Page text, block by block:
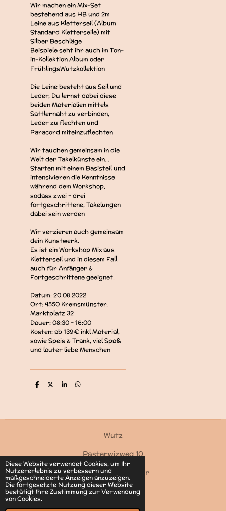
Diese Website verwendet Cookies, um Ihr
Nutzererlebnis zu verbessern und
maßgeschneiderte Anzeigen anzuzeigen.
Die fortgesetzte Nutzung dieser Website
bestätigt Ihre Zustimmung zur Verwendung
von Cookies.
Wir machen ein Mix-Set
bestehend aus HB und 2m
Leine aus Kletterseil (Album
Standard Kletterseile) mit
Silber Beschläge
Beispiele seht ihr auch im Ton-
in-Kollektion Album oder
FrühlingsWutzkollektion
Die Leine besteht aus Seil und
Leder, Du lernst dabei diese
beiden Materialien mittels
Sattlernaht zu verbinden,
Leder zu flechten und
Paracord miteinzuflechten
Wir tauchen gemeinsam in die
Welt der Takelkünste ein...
Starten mit einem Basisteil und
intensivieren die Kenntnisse
während dem Workshop,
sodass zwei - drei
fortgeschrittene, Takelungen
dabei sein werden
Wir verzieren auch gemeinsam
dein Kunstwerk.
Es ist ein Workshop Mix aus
Kletterseil und in diesem Fall
auch für Anfänger &
Fortgeschrittene geeignet.
Datum: 20.08.2022
Ort: 4550 Kremsmünster,
Marktplatz 32
Dauer: 08:30 - 16:00
Kosten: ab 139€ inkl Material,
sowie Speis & Trank, viel Spaß
und lauter liebe Menschen
T
T
T
T
Wutz
Pasterwizweg 10
4550 Kremsmünster
Kontakt
© 2022 - 2026 Wutz